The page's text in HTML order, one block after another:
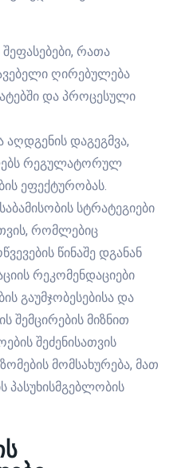
რათა
ღირებულება
და პროცესული
აღდგენის დაგეგმვა,
რეგულატორულ
ეფექტურობას.
სტრატეგიები
რომლებიც
წინაშე დგანან
რეკომენდაციები
გაუმჯობესებისა და
შემცირების მიზნით
შეძენისათვის
მომსახურება, მათ
პასუხისმგებლობის